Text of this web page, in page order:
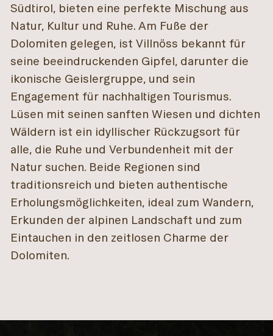
Südtirol, bieten eine perfekte Mischung aus
Natur, Kultur und Ruhe. Am Fuße der
Dolomiten gelegen, ist Villnöss bekannt für
seine beeindruckenden Gipfel, darunter die
ikonische Geislergruppe, und sein
Engagement für nachhaltigen Tourismus.
Lüsen mit seinen sanften Wiesen und dichten
Wäldern ist ein idyllischer Rückzugsort für
alle, die Ruhe und Verbundenheit mit der
Natur suchen. Beide Regionen sind
traditionsreich und bieten authentische
Erholungsmöglichkeiten, ideal zum Wandern,
Erkunden der alpinen Landschaft und zum
Eintauchen in den zeitlosen Charme der
Dolomiten.